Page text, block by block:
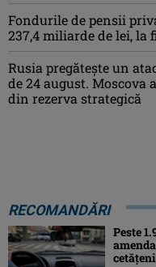
Fondurile de pensii
237,4 miliarde de lei,
Rusia pregătește un
de 24 august. Moscova
din rezerva strategică
RECOMANDĂRI
Peste